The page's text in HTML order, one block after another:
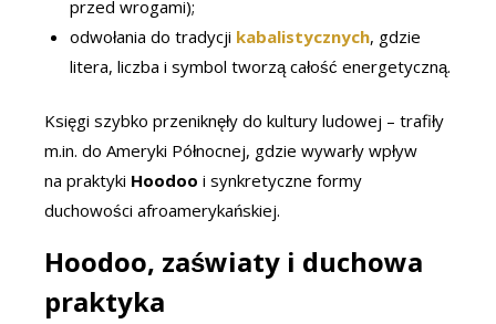
przed wrogami);
odwołania do tradycji kabalistycznych, gdzie
litera, liczba i symbol tworzą całość energetyczną.
Księgi szybko przeniknęły do kultury ludowej – trafiły
m.in. do Ameryki Północnej, gdzie wywarły wpływ
na praktyki Hoodoo i synkretyczne formy
duchowości afroamerykańskiej.
Hoodoo, zaświaty i duchowa
praktyka